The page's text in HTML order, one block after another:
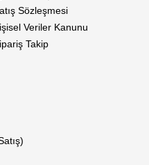
Sözleşmesi
Veriler Kanunu
Takip